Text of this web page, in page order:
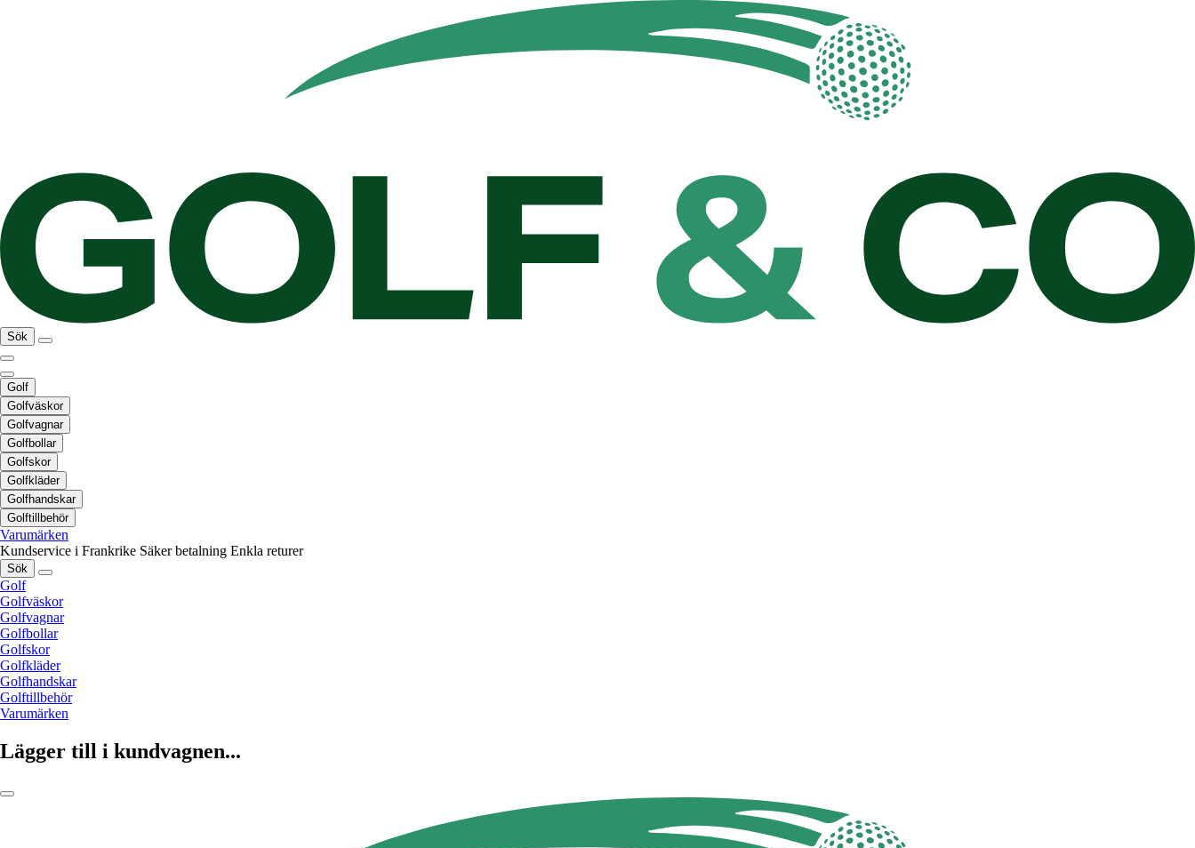
Sök
Golf
Golfväskor
Golfvagnar
Golfbollar
Golfskor
Golfkläder
Golfhandskar
Golftillbehör
Varumärken
Kundservice i Frankrike Säker betalning Enkla returer
Sök
Golf
Golfväskor
Golfvagnar
Golfbollar
Golfskor
Golfkläder
Golfhandskar
Golftillbehör
Varumärken
Lägger till i kundvagnen...